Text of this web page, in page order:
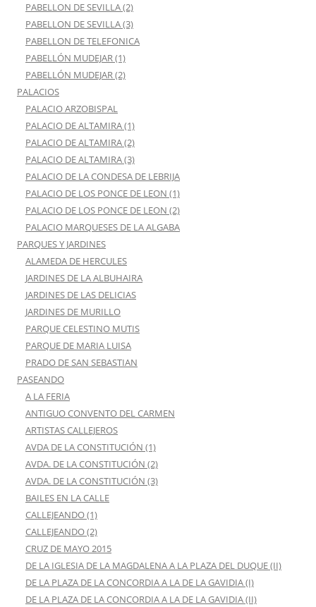
PABELLON DE SEVILLA (2)
PABELLON DE SEVILLA (3)
PABELLON DE TELEFONICA
PABELLÓN MUDEJAR (1)
PABELLÓN MUDEJAR (2)
PALACIOS
PALACIO ARZOBISPAL
PALACIO DE ALTAMIRA (1)
PALACIO DE ALTAMIRA (2)
PALACIO DE ALTAMIRA (3)
PALACIO DE LA CONDESA DE LEBRIJA
PALACIO DE LOS PONCE DE LEON (1)
PALACIO DE LOS PONCE DE LEON (2)
PALACIO MARQUESES DE LA ALGABA
PARQUES Y JARDINES
ALAMEDA DE HERCULES
JARDINES DE LA ALBUHAIRA
JARDINES DE LAS DELICIAS
JARDINES DE MURILLO
PARQUE CELESTINO MUTIS
PARQUE DE MARIA LUISA
PRADO DE SAN SEBASTIAN
PASEANDO
A LA FERIA
ANTIGUO CONVENTO DEL CARMEN
ARTISTAS CALLEJEROS
AVDA DE LA CONSTITUCIÓN (1)
AVDA. DE LA CONSTITUCIÓN (2)
AVDA. DE LA CONSTITUCIÓN (3)
BAILES EN LA CALLE
CALLEJEANDO (1)
CALLEJEANDO (2)
CRUZ DE MAYO 2015
DE LA IGLESIA DE LA MAGDALENA A LA PLAZA DEL DUQUE (II)
DE LA PLAZA DE LA CONCORDIA A LA DE LA GAVIDIA (I)
DE LA PLAZA DE LA CONCORDIA A LA DE LA GAVIDIA (II)